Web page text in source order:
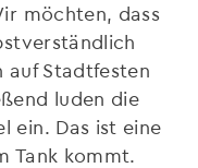
möchten, dass
auf Stadtfesten
luden die
ein. Das ist eine
Tank kommt.